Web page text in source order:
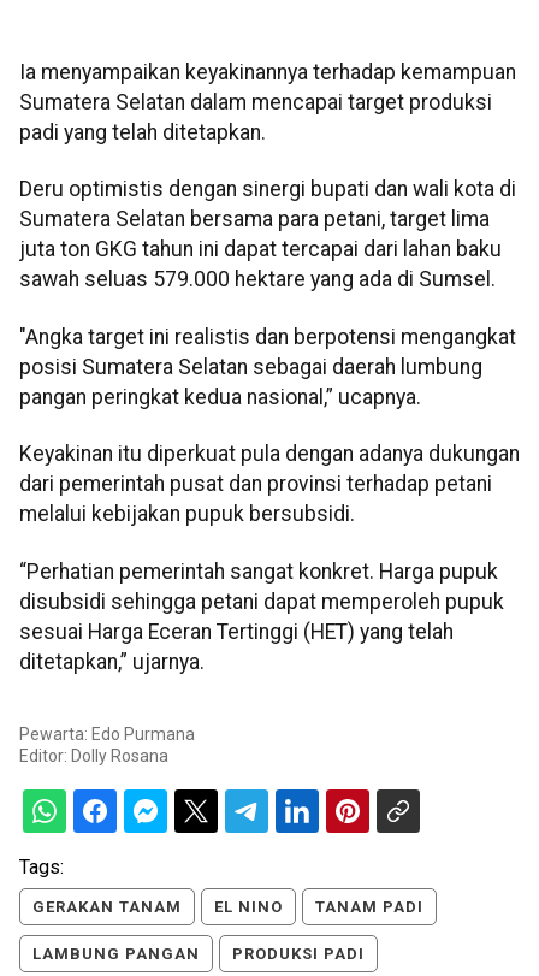
Ia menyampaikan keyakinannya terhadap kemampuan
Sumatera Selatan dalam mencapai target produksi
padi yang telah ditetapkan.
Deru optimistis dengan sinergi bupati dan wali kota di
Sumatera Selatan bersama para petani, target lima
juta ton GKG tahun ini dapat tercapai dari lahan baku
sawah seluas 579.000 hektare yang ada di Sumsel.
"Angka target ini realistis dan berpotensi mengangkat
posisi Sumatera Selatan sebagai daerah lumbung
pangan peringkat kedua nasional,” ucapnya.
Keyakinan itu diperkuat pula dengan adanya dukungan
dari pemerintah pusat dan provinsi terhadap petani
melalui kebijakan pupuk bersubsidi.
“Perhatian pemerintah sangat konkret. Harga pupuk
disubsidi sehingga petani dapat memperoleh pupuk
sesuai Harga Eceran Tertinggi (HET) yang telah
ditetapkan,” ujarnya.
Pewarta: Edo Purmana
Editor: Dolly Rosana
Tags:
GERAKAN TANAM EL NINO TANAM PADI
LAMBUNG PANGAN PRODUKSI PADI